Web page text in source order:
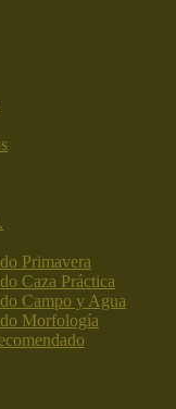
Primavera
Caza Práctica
Campo y Agua
Morfología